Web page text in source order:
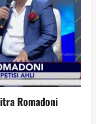
Romadoni